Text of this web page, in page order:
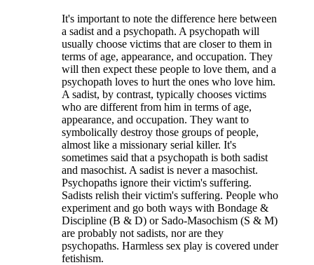
It's important to note the difference here between
a sadist and a psychopath. A psychopath will
usually choose victims that are closer to them in
terms of age, appearance, and occupation. They
will then expect these people to love them, and a
psychopath loves to hurt the ones who love him.
A sadist, by contrast, typically chooses victims
who are different from him in terms of age,
appearance, and occupation. They want to
symbolically destroy those groups of people,
almost like a missionary serial killer. It's
sometimes said that a psychopath is both sadist
and masochist. A sadist is never a masochist.
Psychopaths ignore their victim's suffering.
Sadists relish their victim's suffering. People who
experiment and go both ways with Bondage &
Discipline (B & D) or Sado-Masochism (S & M)
are probably not sadists, nor are they
psychopaths. Harmless sex play is covered under
fetishism.